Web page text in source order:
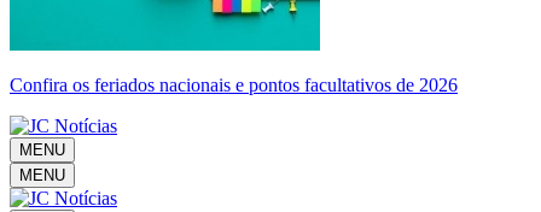
Confira os feriados nacionais e pontos facultativos de 2026
MENU
MENU